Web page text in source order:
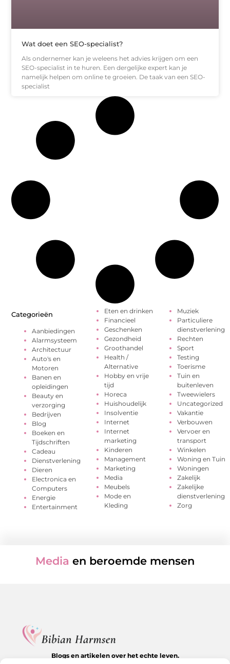
Wat doet een SEO-specialist?
Als ondernemer kan je weleens het advies krijgen om een
SEO-specialist in te huren. Een dergelijke expert kan je
namelijk helpen om online te groeien. De taak van een SEO-
specialist
Categorieën
Aanbiedingen
Alarmsysteem
Architectuur
Auto's en
Motoren
Banen en
opleidingen
Beauty en
verzorging
Bedrijven
Blog
Boeken en
Tijdschriften
Cadeau
Dienstverlening
Dieren
Electronica en
Computers
Energie
Entertainment
Eten en drinken
Financieel
Geschenken
Gezondheid
Groothandel
Health /
Alternative
Hobby en vrije
tijd
Horeca
Huishoudelijk
Insolventie
Internet
Internet
marketing
Kinderen
Management
Marketing
Media
Meubels
Mode en
Kleding
Muziek
Particuliere
dienstverlening
Rechten
Sport
Testing
Toerisme
Tuin en
buitenleven
Tweewielers
Uncategorized
Vakantie
Verbouwen
Vervoer en
transport
Winkelen
Woning en Tuin
Woningen
Zakelijk
Zakelijke
dienstverlening
Zorg
Media en beroemde mensen
Blogs en artikelen over het echte leven.